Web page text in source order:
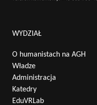
WYDZIAŁ
O humanistach na AGH
Władze
Administracja
Katedry
EduVRLab